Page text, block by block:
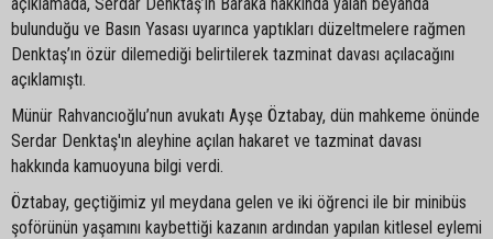
bulunduğu ve Basın Yasası uyarınca yaptıkları düzeltmelere rağmen
Denktaş’ın özür dilemediği belirtilerek tazminat davası açılacağını
açıklamıştı.
Münür Rahvancıoğlu’nun avukatı Ayşe Öztabay, dün mahkeme önünde
Serdar Denktaş'ın aleyhine açılan hakaret ve tazminat davası
hakkında kamuoyuna bilgi verdi.
Öztabay, geçtiğimiz yıl meydana gelen ve iki öğrenci ile bir minibüs
şoförünün yaşamını kaybettiği kazanın ardından yapılan kitlesel eylemi